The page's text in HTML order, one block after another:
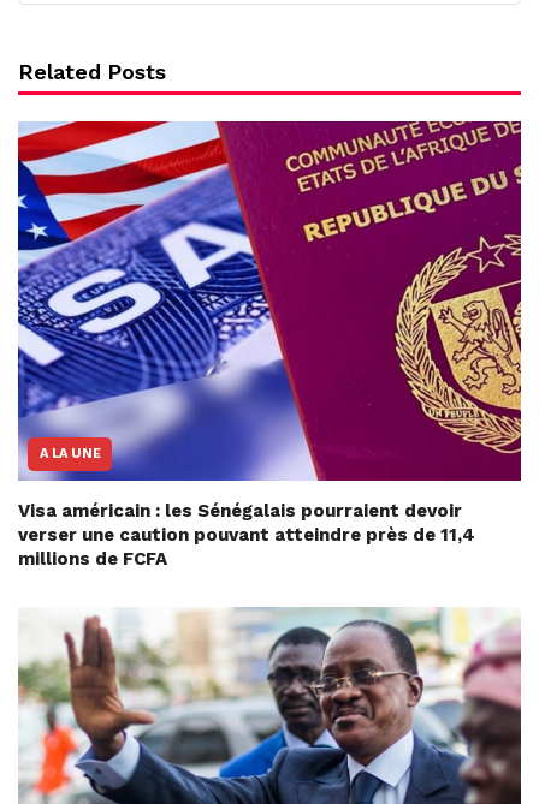
Related Posts
A LA UNE
Visa américain : les Sénégalais pourraient devoir
verser une caution pouvant atteindre près de 11,4
millions de FCFA